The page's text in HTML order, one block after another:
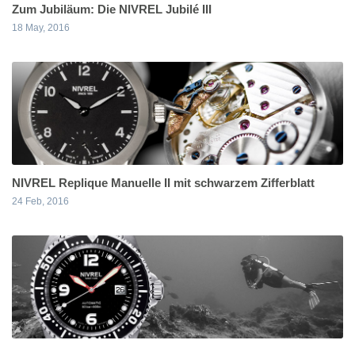
Zum Jubiläum: Die NIVREL Jubilé III
18 May, 2016
NIVREL Replique Manuelle II mit schwarzem Zifferblatt
24 Feb, 2016